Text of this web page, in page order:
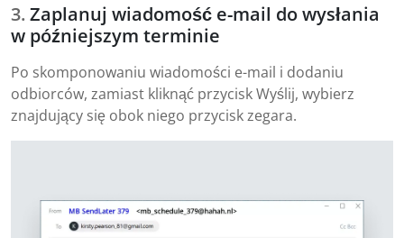
Zaplanuj wiadomość e-mail do wysłania
w późniejszym terminie
Po skomponowaniu wiadomości e-mail i dodaniu
odbiorców, zamiast kliknąć przycisk Wyślij, wybierz
znajdujący się obok niego przycisk zegara.